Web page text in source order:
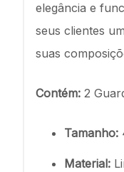
elegância e
seus clientes
suas
Contém: 2
Tamanho:
Material: